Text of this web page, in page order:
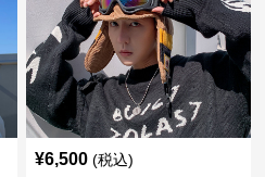
¥6,500 (税込)